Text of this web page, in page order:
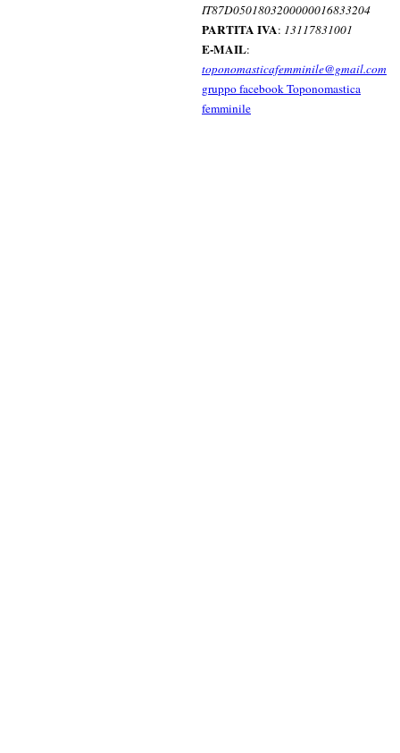
IT87D0501803200000016833204
PARTITA IVA: 13117831001
E-MAIL:
toponomasticafemminile@gmail.com
gruppo facebook Toponomastica
femminile